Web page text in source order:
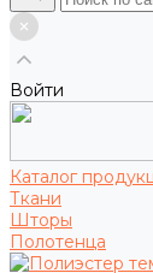
Войти
Каталог
Ткани
Шторы
Полотенца